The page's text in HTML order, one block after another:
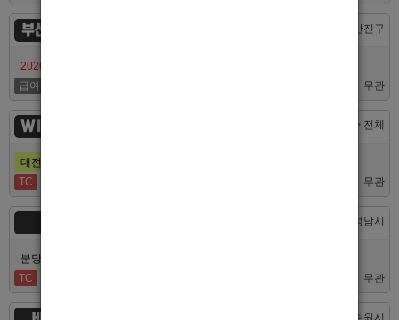
부산서면루나 부산 > 부산진구
2026/7/10일 가성비 부산 호스트빠 루나에서 식구 구합니다
급여협의
무관
WINNER 대전 > 전체
대전호빠 제일 오래된 박스에서 남보도, 호빠알바를 모집합니다
TC
무관
경기 > 성남시
분당호빠 숨에서 가족처럼 함께일할 알바 분들을 모십니다.
TC
무관
경기 > 수원시